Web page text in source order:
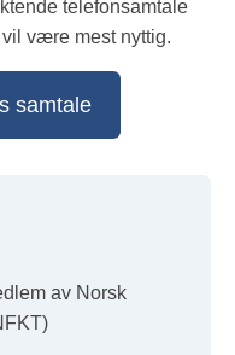
telefonsamtale
være mest nyttig.
samtale
av Norsk